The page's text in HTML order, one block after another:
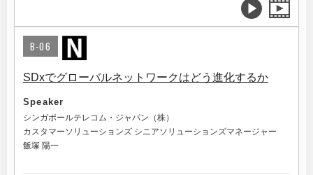
B-06
SDxでグローバルネットワークはどう進化するか
Speaker
シンガポールテレコム・ジャパン（株）
カスタマーソリューションズ シニアソリューションズマネージャー
飯塚 陽一